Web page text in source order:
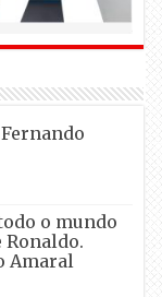
o mundo
Ronaldo.
Amaral